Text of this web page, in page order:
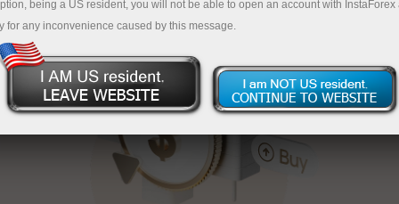
InstaForex
InstaForex ทุกคนสามารถรับโบนัส
สูงสุด 30% จากยอดฝาก และใช้
ประโยชน์จากโปรโมชั่นและข้อเสนอ
พิเศษอื่น ๆ
ความเร็วในสนามแข่งและความเร็ว
ในการเทรดมีคุณค่าเดียวกัน Aleš
แจ็กพอตของขวัญส่วนตัวของคุณ
ฝากเงินจำนวน $333 — เลือกของขวัญมูลค่าสูงสุด
$1,500
เทรดแบบไร้ความเสี่ยง — เรารับประกัน
กำไรของคุณ
โบนัสสูงสุด X1000 — ตัวคูณที่ใหญ่ที่สุด
being a US resident, you will not be able to open an account with InstaForex
for any inconvenience caused by this message.